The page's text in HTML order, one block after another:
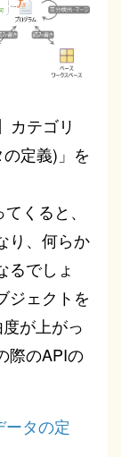
カテゴリ
定義)」を
くると、
り、何らか
るでしょ
ジェクトを
が上がっ
際のAPIの
ータの定